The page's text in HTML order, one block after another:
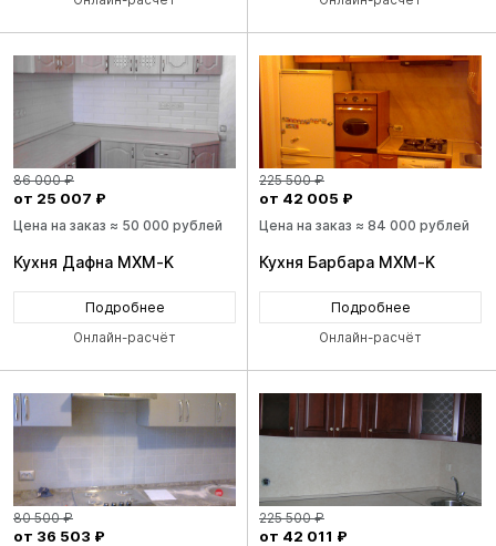
86 000 ₽
от 25 007 ₽
Цена на заказ ≈ 50 000 рублей
Кухня Дафна MXM-K
Подробнее
Онлайн-расчёт
225 500 ₽
от 42 005 ₽
Цена на заказ ≈ 84 000 рублей
Кухня Барбара MXM-K
Подробнее
Онлайн-расчёт
80 500 ₽
от 36 503 ₽
225 500 ₽
от 42 011 ₽